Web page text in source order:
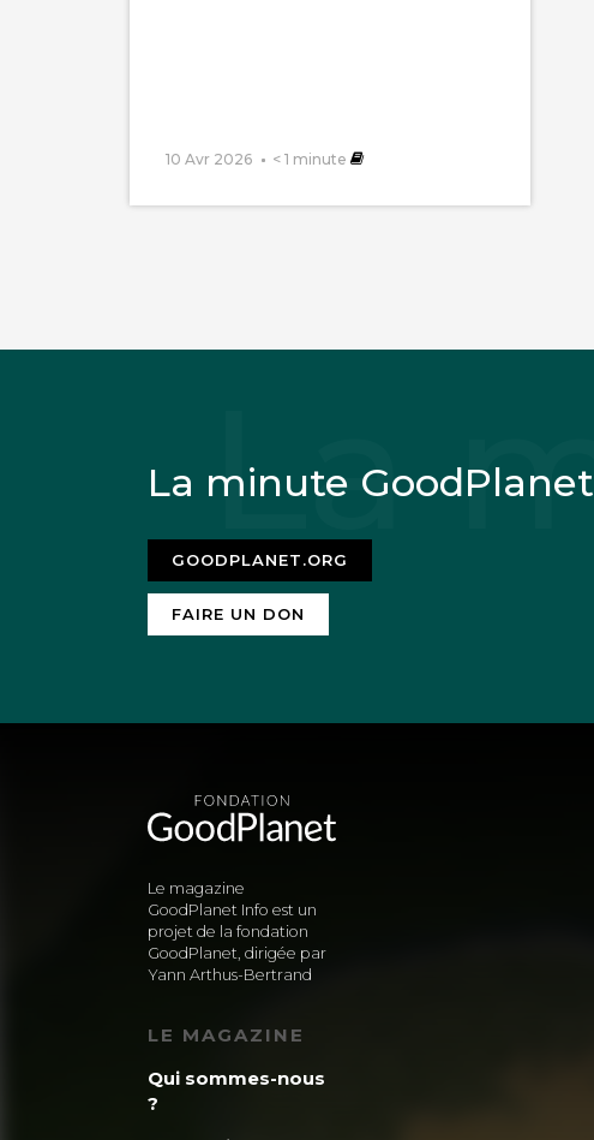
10 Avr 2026 < 1 minute
La minute GoodPlanet
GOODPLANET.ORG
FAIRE UN DON
Le magazine
GoodPlanet Info est un
projet de la fondation
GoodPlanet, dirigée par
Yann Arthus-Bertrand
LE MAGAZINE
Qui sommes-nous
?